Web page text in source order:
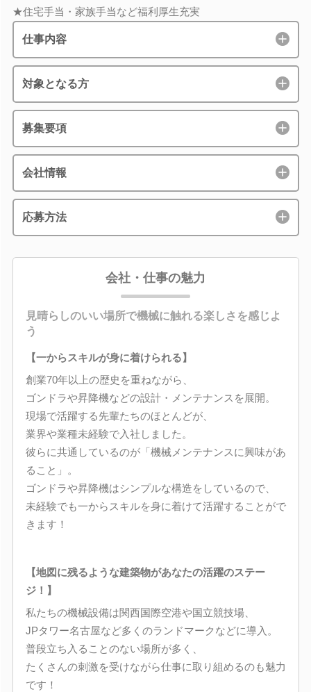
★住宅手当・家族手当など福利厚生充実
仕事内容
対象となる方
募集要項
会社情報
応募方法
会社・仕事の魅力
見晴らしのいい場所で機械に触れる楽しさを感じよ
う
【一からスキルが身に着けられる】
創業70年以上の歴史を重ねながら、
ゴンドラや昇降機などの設計・メンテナンスを展開。
現場で活躍する先輩たちのほとんどが、
業界や業種未経験で入社しました。
彼らに共通しているのが「機械メンテナンスに興味があ
ること」。
ゴンドラや昇降機はシンプルな構造をしているので、
未経験でも一からスキルを身に着けて活躍することがで
きます！
【地図に残るような建築物があなたの活躍のステー
ジ！】
私たちの機械設備は関西国際空港や国立競技場、
JPタワー名古屋など多くのランドマークなどに導入。
普段立ち入ることのない場所が多く、
たくさんの刺激を受けながら仕事に取り組めるのも魅力
です！